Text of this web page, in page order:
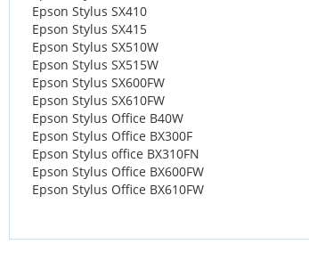
Epson Stylus SX410
Epson Stylus SX415
Epson Stylus SX510W
Epson Stylus SX515W
Epson Stylus SX600FW
Epson Stylus SX610FW
Epson Stylus Office B40W
Epson Stylus Office BX300F
Epson Stylus office BX310FN
Epson Stylus Office BX600FW
Epson Stylus Office BX610FW